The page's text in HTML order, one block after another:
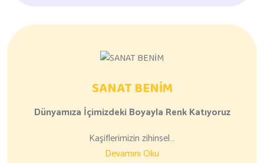
SANAT BENİM
Dünyamıza İçimizdeki Boyayla Renk Katıyoruz
Kaşiflerimizin zihinsel…
Devamını Oku